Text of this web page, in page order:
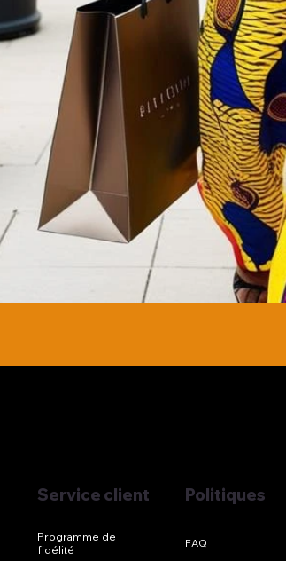
Service client
Programme de
fidélité
Politiques